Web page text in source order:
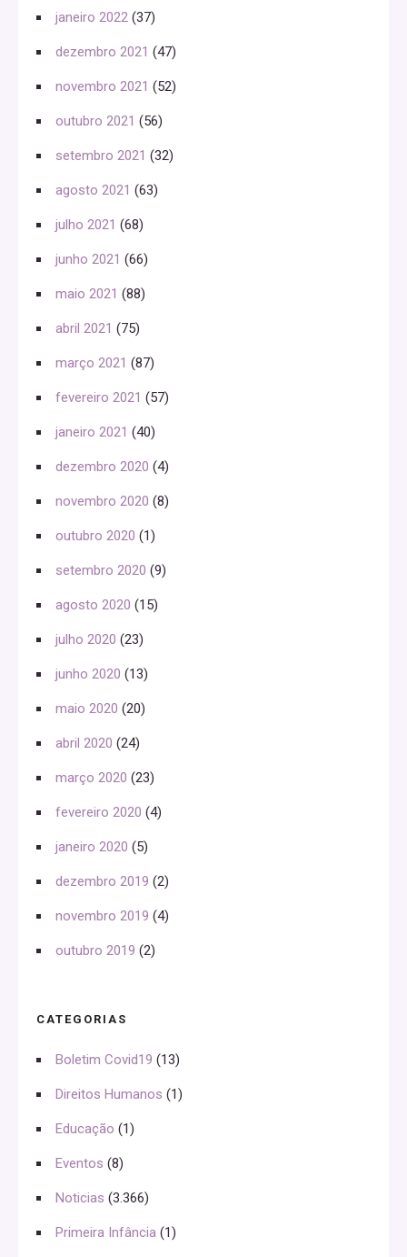
janeiro 2022 (37)
dezembro 2021 (47)
novembro 2021 (52)
outubro 2021 (56)
setembro 2021 (32)
agosto 2021 (63)
julho 2021 (68)
junho 2021 (66)
maio 2021 (88)
abril 2021 (75)
março 2021 (87)
fevereiro 2021 (57)
janeiro 2021 (40)
dezembro 2020 (4)
novembro 2020 (8)
outubro 2020 (1)
setembro 2020 (9)
agosto 2020 (15)
julho 2020 (23)
junho 2020 (13)
maio 2020 (20)
abril 2020 (24)
março 2020 (23)
fevereiro 2020 (4)
janeiro 2020 (5)
dezembro 2019 (2)
novembro 2019 (4)
outubro 2019 (2)
CATEGORIAS
Boletim Covid19 (13)
Direitos Humanos (1)
Educação (1)
Eventos (8)
Noticias (3.366)
Primeira Infância (1)